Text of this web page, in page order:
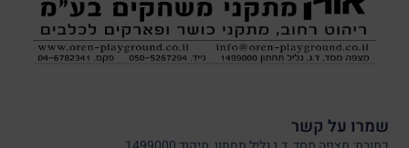
שמרו על קשר